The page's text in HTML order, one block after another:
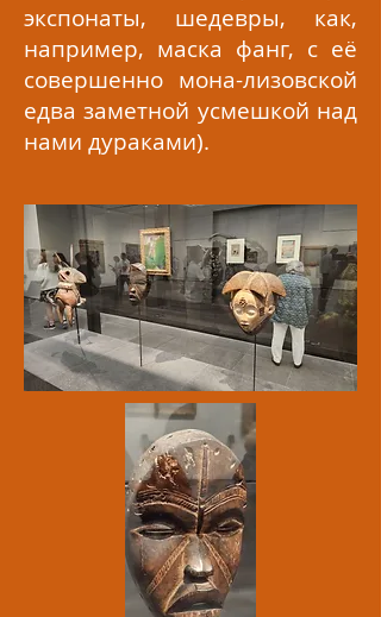
экспонаты, шедевры, как,
например, маска фанг, с её
совершенно мона-лизовской
едва заметной усмешкой над
нами дураками).